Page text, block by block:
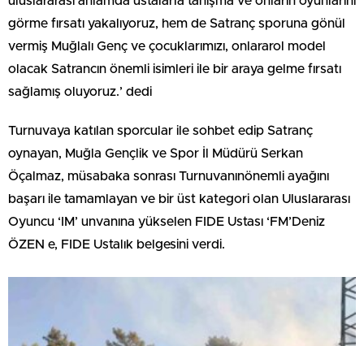
görme fırsatı yakalıyoruz, hem de Satranç sporuna gönül
vermiş Muğlalı Genç ve çocuklarımızı, onlararol model
olacak Satrancın önemli isimleri ile bir araya gelme fırsatı
sağlamış oluyoruz.’ dedi
Turnuvaya katılan sporcular ile sohbet edip Satranç
oynayan, Muğla Gençlik ve Spor İl Müdürü Serkan
Öçalmaz, müsabaka sonrası Turnuvanınönemli ayağını
başarı ile tamamlayan ve bir üst kategori olan Uluslararası
Oyuncu ‘IM’ unvanına yükselen FIDE Ustası ‘FM’Deniz
ÖZEN e, FIDE Ustalık belgesini verdi.